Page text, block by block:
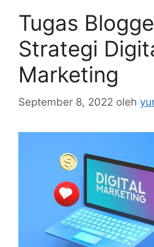
Tugas
Strategi
Marketing
September 8, 2022 oleh